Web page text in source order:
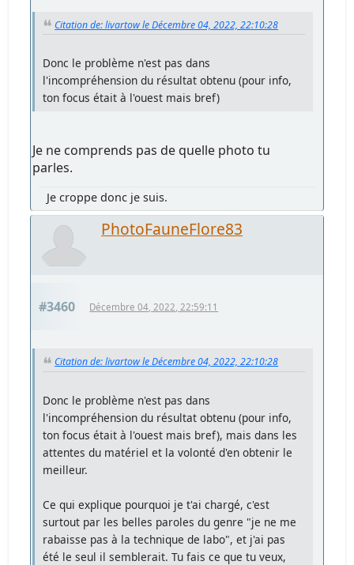
Citation de: livartow le Décembre 04, 2022, 22:10:28
Donc le problème n'est pas dans
l'incompréhension du résultat obtenu (pour info,
ton focus était à l'ouest mais bref)
Je ne comprends pas de quelle photo tu
parles.
Je croppe donc je suis.
PhotoFauneFlore83
#3460 Décembre 04, 2022, 22:59:11
Citation de: livartow le Décembre 04, 2022, 22:10:28
Donc le problème n'est pas dans
l'incompréhension du résultat obtenu (pour info,
ton focus était à l'ouest mais bref), mais dans les
attentes du matériel et la volonté d'en obtenir le
meilleur.
Ce qui explique pourquoi je t'ai chargé, c'est
surtout par les belles paroles du genre "je ne me
rabaisse pas à la technique de labo", et j'ai pas
été le seul il semblerait. Tu fais ce que tu veux,